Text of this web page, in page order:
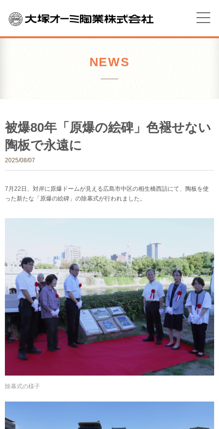
NEWS
被爆80年「原爆の絵碑」色褪せない
陶板で永遠に
2025/08/07
7月22日、対岸に原爆ドームが見える広島市中区の相生橋西詰にて、陶板を使
った新たな「原爆の絵碑」の除幕式が行われました。
除幕式の様子